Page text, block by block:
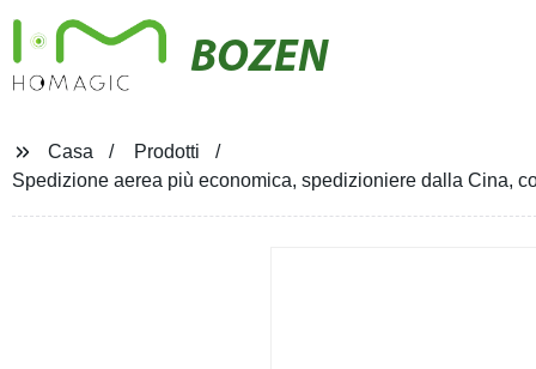
BOZEN
Casa
Prodotti
Spedizione aerea più economica, spedizioniere dalla Cina,